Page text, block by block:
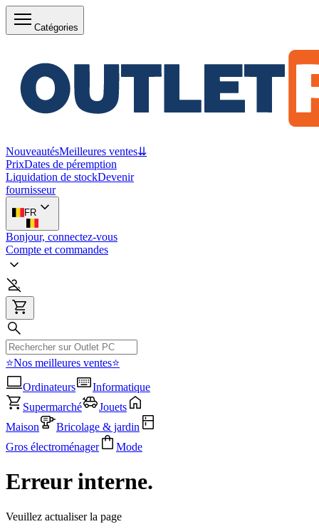
Catégories
NouveautésMeilleures ventes⇊
PrixDates de péremption
Liquidation de stockDevenir
fournisseur
FR
Bonjour, connectez-vous
Compte et commandes
⭐Nos meilleures ventes⭐
Ordinateurs
Informatique
Supermarché
Jouets
Maison
Bricolage & jardin
Gros électroménager
Mode
Erreur interne.
Veuillez actualiser la page